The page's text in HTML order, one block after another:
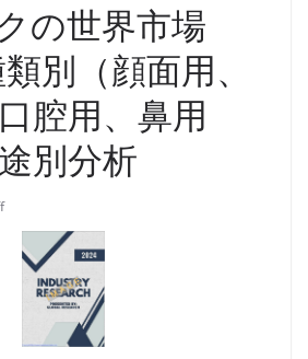
の世界市場
別（顔面用、
腔用、鼻用
別分析